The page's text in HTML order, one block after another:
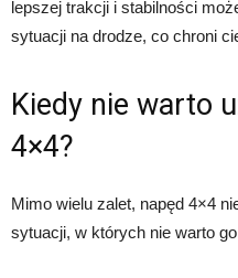
lepszej trakcji i stabilności
sytuacji na drodze, co chroni
Kiedy nie warto
4×4?
Mimo wielu zalet, napęd 4×4
sytuacji, w których nie warto